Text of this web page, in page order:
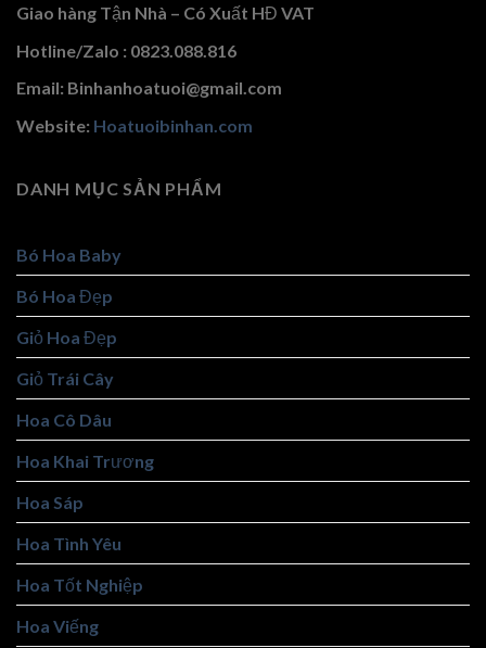
Giao hàng Tận Nhà – Có Xuất HĐ VAT
Hotline/Zalo : 0823.088.816
Email: Binhanhoatuoi@gmail.com
Website: Hoatuoibinhan.com
DANH MỤC SẢN PHẨM
Bó Hoa Baby
Bó Hoa Đẹp
Giỏ Hoa Đẹp
Giỏ Trái Cây
Hoa Cô Dâu
Hoa Khai Trương
Hoa Sáp
Hoa Tình Yêu
Hoa Tốt Nghiệp
Hoa Viếng